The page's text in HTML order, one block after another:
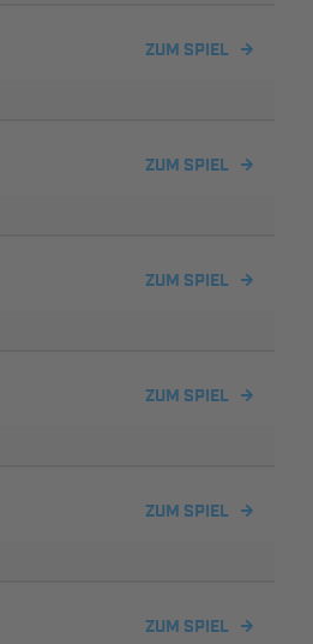
ZUM SPIEL
ZUM SPIEL
ZUM SPIEL
ZUM SPIEL
ZUM SPIEL
ZUM SPIEL